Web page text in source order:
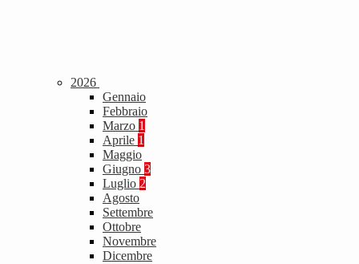
2026
Gennaio
Febbraio
Marzo 1
Aprile 1
Maggio
Giugno 3
Luglio 2
Agosto
Settembre
Ottobre
Novembre
Dicembre